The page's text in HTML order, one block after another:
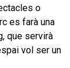
o
es farà una
que servirà
vol ser un